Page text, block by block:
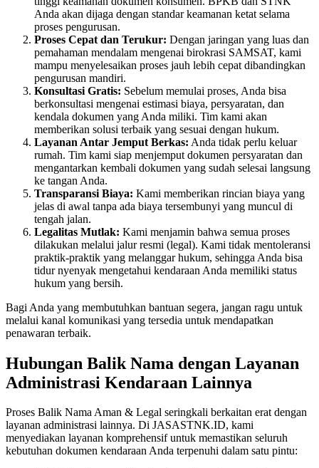
Anda akan dijaga dengan standar keamanan ketat selama
proses pengurusan.
Proses Cepat dan Terukur: Dengan jaringan yang luas dan
pemahaman mendalam mengenai birokrasi SAMSAT, kami
mampu menyelesaikan proses jauh lebih cepat dibandingkan
pengurusan mandiri.
Konsultasi Gratis: Sebelum memulai proses, Anda bisa
berkonsultasi mengenai estimasi biaya, persyaratan, dan
kendala dokumen yang Anda miliki. Tim kami akan
memberikan solusi terbaik yang sesuai dengan hukum.
Layanan Antar Jemput Berkas: Anda tidak perlu keluar
rumah. Tim kami siap menjemput dokumen persyaratan dan
mengantarkan kembali dokumen yang sudah selesai langsung
ke tangan Anda.
Transparansi Biaya: Kami memberikan rincian biaya yang
jelas di awal tanpa ada biaya tersembunyi yang muncul di
tengah jalan.
Legalitas Mutlak: Kami menjamin bahwa semua proses
dilakukan melalui jalur resmi (legal). Kami tidak mentoleransi
praktik-praktik yang melanggar hukum, sehingga Anda bisa
tidur nyenyak mengetahui kendaraan Anda memiliki status
hukum yang bersih.
Bagi Anda yang membutuhkan bantuan segera, jangan ragu untuk
melalui kanal komunikasi yang tersedia untuk mendapatkan
penawaran terbaik.
Hubungan Balik Nama dengan Layanan
Administrasi Kendaraan Lainnya
Proses Balik Nama Aman & Legal seringkali berkaitan erat dengan
layanan administrasi lainnya. Di JASASTNK.ID, kami
menyediakan layanan komprehensif untuk memastikan seluruh
kebutuhan dokumen kendaraan Anda terpenuhi dalam satu pintu: